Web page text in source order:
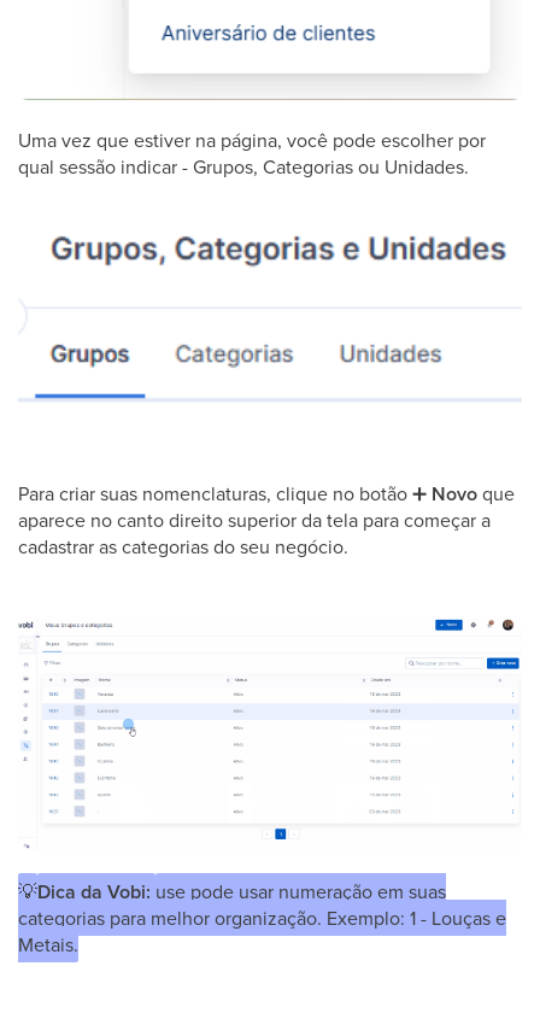
Uma vez que estiver na página, você pode escolher por
qual sessão indicar - Grupos, Categorias ou Unidades.
Para criar suas nomenclaturas, clique no botão➕ Novoque
aparece no canto direito superior da tela para começar a
cadastrar as categorias do seu negócio.
💡Dica da Vobi: use pode usar numeração em suas
categorias para melhor organização. Exemplo: 1 - Louças e
Metais.